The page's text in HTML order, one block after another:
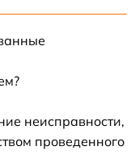
неисправности,
проведенного